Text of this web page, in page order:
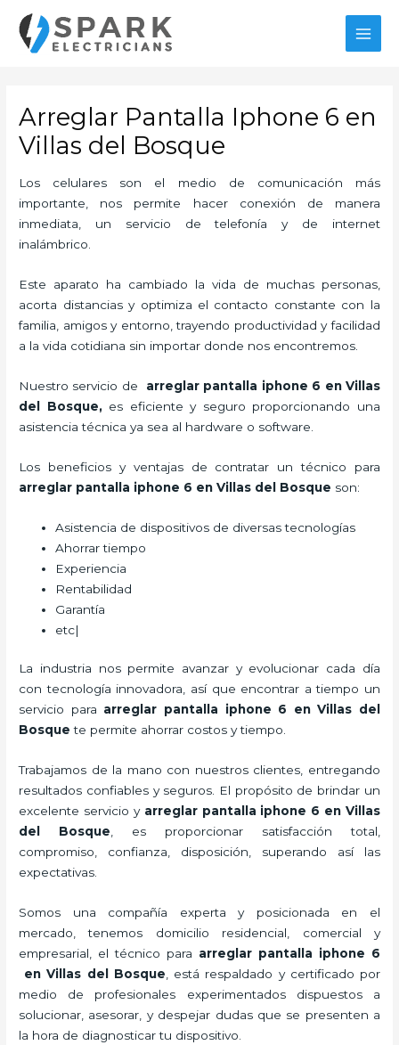
contenido
Arreglar Pantalla Iphone 6 en
Villas del Bosque
Los celulares son el medio de comunicación más
importante, nos permite hacer conexión de manera
inmediata, un servicio de telefonía y de internet
inalámbrico.
Este aparato ha cambiado la vida de muchas personas,
acorta distancias y optimiza el contacto constante con la
familia, amigos y entorno, trayendo productividad y facilidad
a la vida cotidiana sin importar donde nos encontremos.
Nuestro servicio de arreglar pantalla iphone 6 en Villas
del Bosque,es eficiente y seguro proporcionando una
asistencia técnica ya sea al hardware o software.
Los beneficios y ventajas de contratar un técnico para
arreglar pantalla iphone 6 en Villas del Bosque son:
Asistencia de dispositivos de diversas tecnologías
Ahorrar tiempo
Experiencia
Rentabilidad
Garantía
etc|
La industria nos permite avanzar y evolucionar cada día
con tecnología innovadora, así que encontrar a tiempo un
servicio para arreglar pantalla iphone 6 en Villas del
Bosque te permite ahorrar costos y tiempo.
Trabajamos de la mano con nuestros clientes, entregando
resultados confiables y seguros. El propósito de brindar un
excelente servicio y arreglar pantalla iphone 6 en Villas
del Bosque , es proporcionar satisfacción total,
compromiso, confianza, disposición, superando así las
expectativas.
Somos una compañía experta y posicionada en el
mercado, tenemos domicilio residencial, comercial y
empresarial, el técnico para arreglar pantalla iphone 6
en Villas del Bosque , está respaldado y certificado por
medio de profesionales experimentados dispuestos a
solucionar, asesorar, y despejar dudas que se presenten a
la hora de diagnosticar tu dispositivo.